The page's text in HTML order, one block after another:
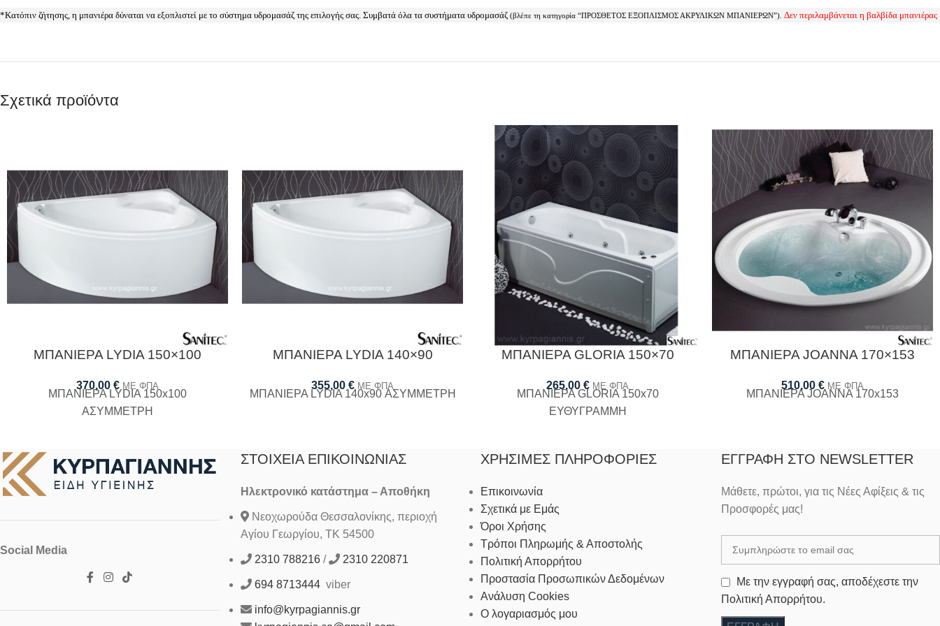
*Κατόπιν ζήτησης, η μπανιέρα δύναται να εξοπλιστεί με το σύστημα υδρομασάζ της επιλογής σας. Συμβατά όλα τα συστήματα υδρομασάζ (βλέπε τη κατηγορία “ΠΡΟΣΘΕΤΟΣ ΕΞΟΠΛΙΣΜΟΣ ΑΚΡΥΛΙΚΩΝ ΜΠΑΝΙΕΡΩΝ”). Δεν περιλαμβάνεται η βαλβίδα μπανιέρας
Σχετικά προϊόντα
ΜΠΑΝΙΕΡΑ LYDIA 150×100
370,00 € ΜΕ ΦΠΑ
ΜΠΑΝΙΕΡΑ LYDIA 150x100
ΑΣΥΜΜΕΤΡΗ
ΜΠΑΝΙΕΡΑ LYDIA 140×90
355,00 € ΜΕ ΦΠΑ
ΜΠΑΝΙΕΡΑ LYDIA 140x90 ΑΣΥΜΜΕΤΡΗ
ΜΠΑΝΙΕΡΑ GLORIA 150×70
265,00 € ΜΕ ΦΠΑ
ΜΠΑΝΙΕΡΑ GLORIA 150x70
ΕΥΘΥΓΡΑΜΜΗ
ΜΠΑΝΙΕΡΑ JOANNA 170×153
510,00 € ΜΕ ΦΠΑ
ΜΠΑΝΙΕΡΑ JOANNA 170x153
Social Media
ΣΤΟΙΧΕΊΑ ΕΠΙΚΟΙΝΩΝΊΑΣ
Ηλεκτρονικό κατάστημα – Αποθήκη
Νεοχωρούδα Θεσσαλονίκης, περιοχή
Αγίου Γεωργίου, ΤΚ 54500
2310 788216/ 2310 220871
694 8713444viber
info@kyrpagiannis.gr
ΧΡΉΣΙΜΕΣ ΠΛΗΡΟΦΟΡΊΕΣ
Επικοινωνία
Σχετικά με Εμάς
Όροι Χρήσης
Τρόποι Πληρωμής & Αποστολής
Πολιτική Απορρήτου
Προστασία Προσωπικών Δεδομένων
Ανάλυση Cookies
Ο λογαριασμός μου
ΕΓΓΡΑΦΉ ΣΤΟ NEWSLETTER
Μάθετε, πρώτοι, για τις Νέες Αφίξεις & τις
Προσφορές μας!
Με την εγγραφή σας, αποδέχεστε την
Πολιτική Απορρήτου.